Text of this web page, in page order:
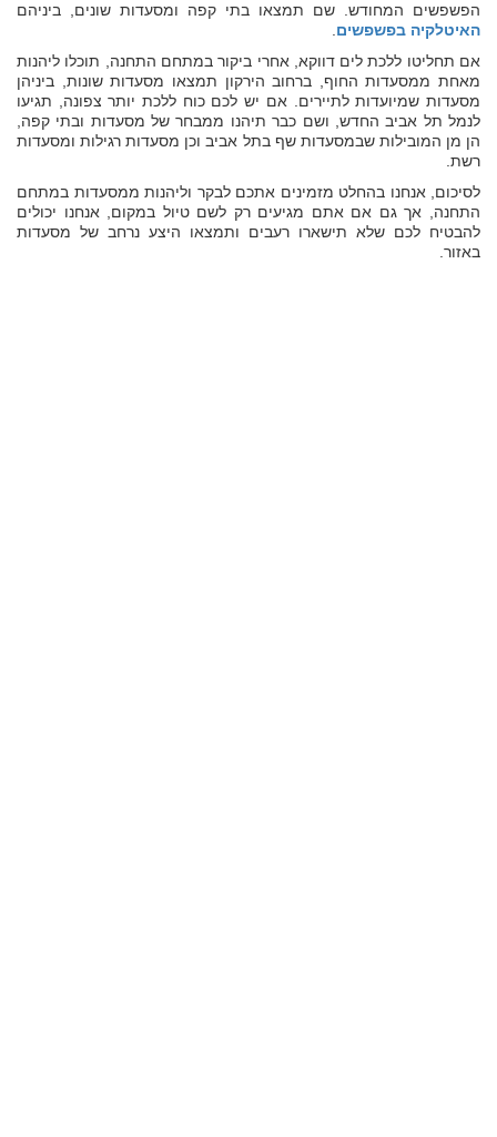
הפשפשים המחודש. שם תמצאו בתי קפה ומסעדות שונים, ביניהם
האיטלקיה בפשפשים
אם תחליטו ללכת לים דווקא, אחרי ביקור במתחם התחנה, תוכלו ליהנות
מאחת ממסעדות החוף, ברחוב הירקון תמצאו מסעדות שונות, ביניהן
מסעדות שמיועדות לתיירים. אם יש לכם כוח ללכת יותר צפונה, תגיעו
לנמל תל אביב החדש, ושם כבר תיהנו ממבחר של מסעדות ובתי קפה,
הן מן המובילות שבמסעדות שף בתל אביב וכן מסעדות רגילות ומסעדות
רשת.
לסיכום, אנחנו בהחלט מזמינים אתכם לבקר וליהנות ממסעדות במתחם
התחנה, אך גם אם אתם מגיעים רק לשם טיול במקום, אנחנו יכולים
להבטיח לכם שלא תישארו רעבים ותמצאו היצע נרחב של מסעדות
באזור.